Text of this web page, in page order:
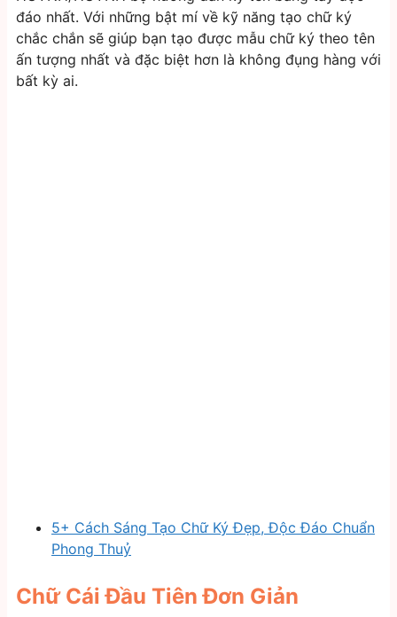
đáo nhất. Với những bật mí về kỹ năng tạo chữ ký
chắc chắn sẽ giúp bạn tạo được mẫu chữ ký theo tên
ấn tượng nhất và đặc biệt hơn là không đụng hàng với
bất kỳ ai.
5+ Cách Sáng Tạo Chữ Ký Đẹp, Độc Đáo Chuẩn
Phong Thuỷ
Chữ Cái Đầu Tiên Đơn Giản